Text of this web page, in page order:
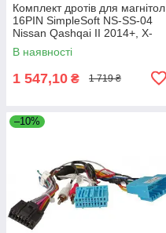
Комплект дротів для магнітол
16PIN SimpleSoft NS-SS-04
Nissan Qashqai II 2014+, X-
Trail 2015+ (T32)
В наявності
1 547,10 ₴ 1 719 ₴
–10%